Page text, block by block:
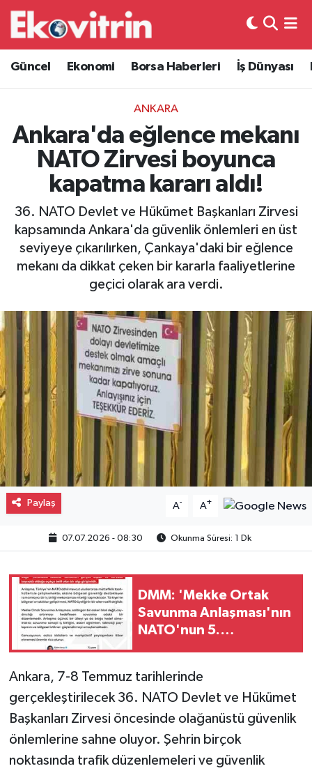
Güncel Ekonomi Borsa Haberleri İş Dünyası
ANKARA
Ankara'da eğlence mekanı
NATO Zirvesi boyunca
kapatma kararı aldı!
36. NATO Devlet ve Hükümet Başkanları Zirvesi
kapsamında Ankara'da güvenlik önlemleri en üst
seviyeye çıkarılırken, Çankaya'daki bir eğlence
mekanı da dikkat çeken bir kararla faaliyetlerine
geçici olarak ara verdi.
Paylaş A- A+
07.07.2026 - 08:30 Okunma Süresi: 1 Dk
DMM: 'Mekke Ortak
Savunma Anlaşması'nın
NATO'nun 5.
gerçek dışı'
Ankara, 7-8 Temmuz tarihlerinde
gerçekleştirilecek 36. NATO Devlet ve Hükümet
Başkanları Zirvesi öncesinde olağanüstü güvenlik
önlemlerine sahne oluyor. Şehrin birçok
noktasında trafik düzenlemeleri ve güvenlik
Güncel
Ekonomi
Borsa Haberleri
İş Dünyası
Lojistik
Otovitrin
Asayiş
Gayrimenkul
Spor
Eğitim
Hava Durumu
Trafik Durumu
Süper Lig Puan Durumu ve Fikstür
Tüm Manşetler
Son Dakika Haberleri
Haber Arşivi